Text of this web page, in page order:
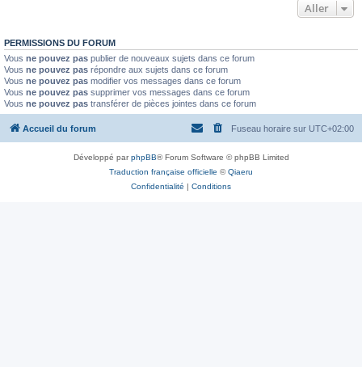
Aller
PERMISSIONS DU FORUM
Vous ne pouvez pas publier de nouveaux sujets dans ce forum
Vous ne pouvez pas répondre aux sujets dans ce forum
Vous ne pouvez pas modifier vos messages dans ce forum
Vous ne pouvez pas supprimer vos messages dans ce forum
Vous ne pouvez pas transférer de pièces jointes dans ce forum
Accueil du forum Fuseau horaire sur UTC+02:00
Développé parphpBB® Forum Software © phpBB Limited
Traduction française officielle ©Qiaeru
Confidentialité | Conditions